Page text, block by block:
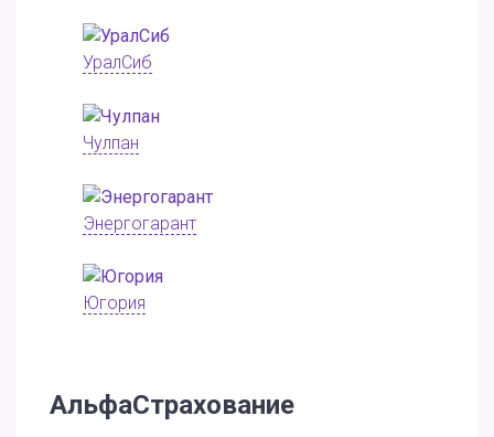
УралСиб
Чулпан
Энергогарант
Югория
АльфаСтрахование